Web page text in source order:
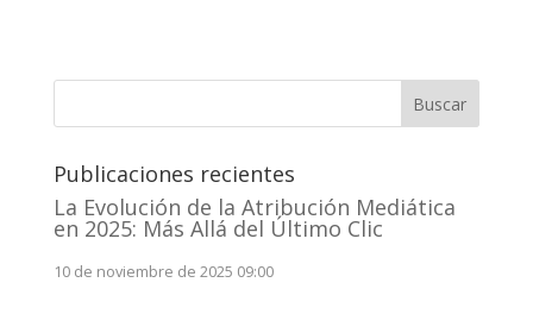
Buscar
Publicaciones recientes
La Evolución de la Atribución Mediática
en 2025: Más Allá del Último Clic
10 de noviembre de 2025 09:00